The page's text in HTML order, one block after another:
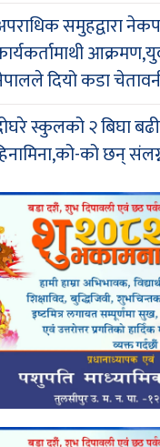
समुहद्वारा
दियो कडा
स्कुलको २ बिघा
को छन्